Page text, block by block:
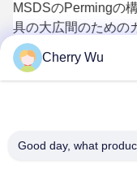
熱いsalling卸し売
の鞭延長練習のキッ
箱のまつげ延長訓練
の付属品を打つ
最もよい価格
Cherry Wu
Good day, what